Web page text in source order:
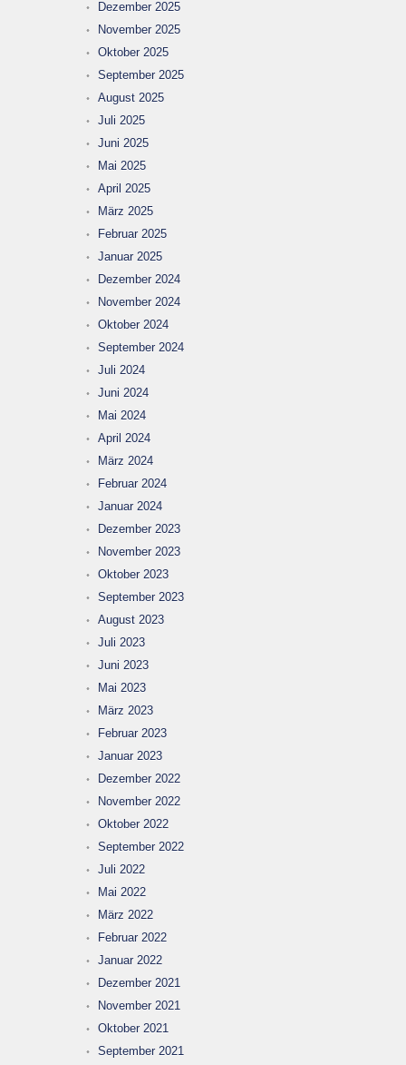
Dezember 2025
November 2025
Oktober 2025
September 2025
August 2025
Juli 2025
Juni 2025
Mai 2025
April 2025
März 2025
Februar 2025
Januar 2025
Dezember 2024
November 2024
Oktober 2024
September 2024
Juli 2024
Juni 2024
Mai 2024
April 2024
März 2024
Februar 2024
Januar 2024
Dezember 2023
November 2023
Oktober 2023
September 2023
August 2023
Juli 2023
Juni 2023
Mai 2023
März 2023
Februar 2023
Januar 2023
Dezember 2022
November 2022
Oktober 2022
September 2022
Juli 2022
Mai 2022
März 2022
Februar 2022
Januar 2022
Dezember 2021
November 2021
Oktober 2021
September 2021